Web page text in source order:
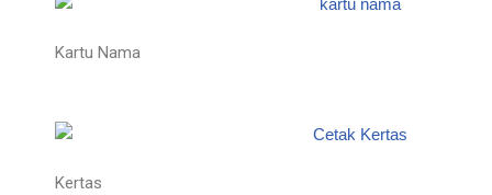
Kartu Nama
Kertas